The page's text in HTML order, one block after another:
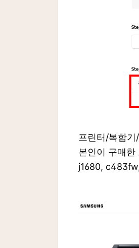
프린터/복합
본인이 구매
j1680,